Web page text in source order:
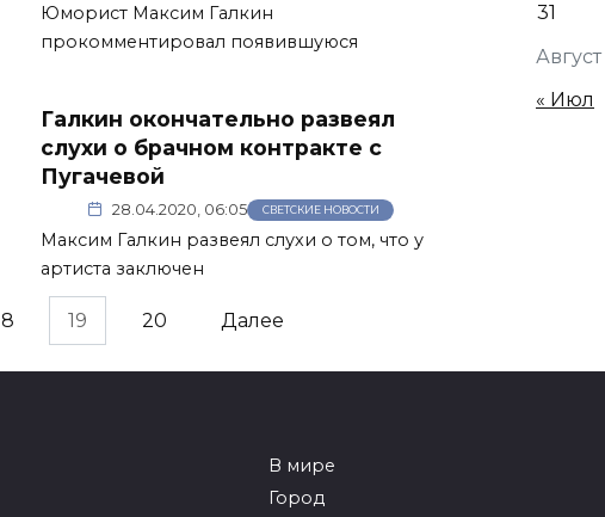
Юморист Максим Галкин
прокомментировал появившуюся
Галкин окончательно развеял
слухи о брачном контракте с
Пугачевой
28.04.2020, 06:05 СВЕТСКИЕ НОВОСТИ
Максим Галкин развеял слухи о том, что у
артиста заключен
19 20 Далее
31
« Июл
В мире
Город